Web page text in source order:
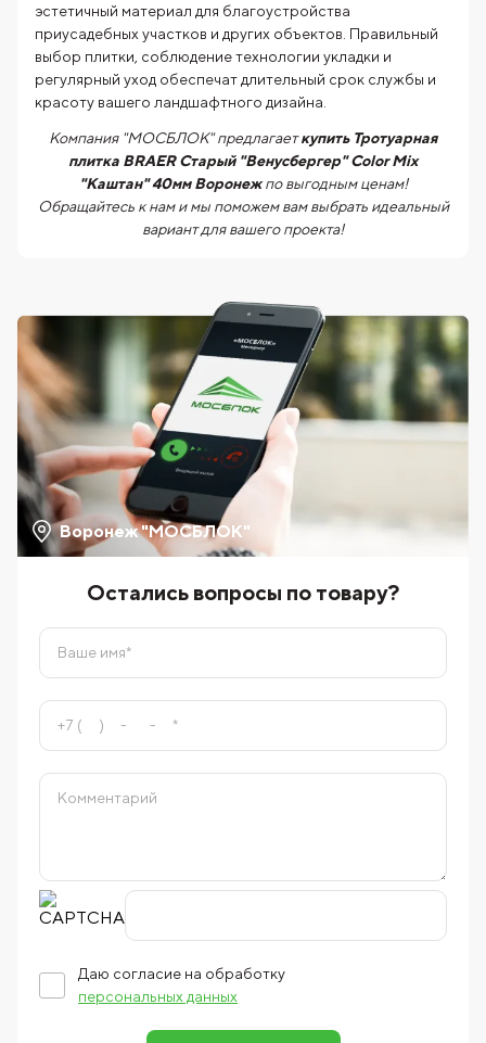
эстетичный материал для благоустройства
приусадебных участков и других объектов. Правильный
выбор плитки, соблюдение технологии укладки и
регулярный уход обеспечат длительный срок службы и
красоту вашего ландшафтного дизайна.
Компания "МОСБЛОК" предлагаеткупить Тротуарная
плитка BRAER Старый "Венусбергер" Color Mix
"Каштан" 40мм Воронежпо выгодным ценам!
Обращайтесь к нам и мы поможем вам выбрать идеальный
вариант для вашего проекта!
Воронеж "МОСБЛОК"
Остались вопросы по товару?
Даю согласие на обработку
персональных данных